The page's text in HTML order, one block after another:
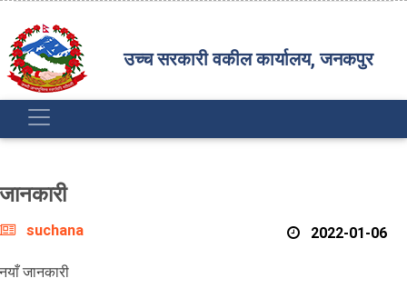
उच्च सरकारी वकील कार्यालय, जनकपुर
जानकारी
suchana 2022-01-06
नयाँ जानकारी